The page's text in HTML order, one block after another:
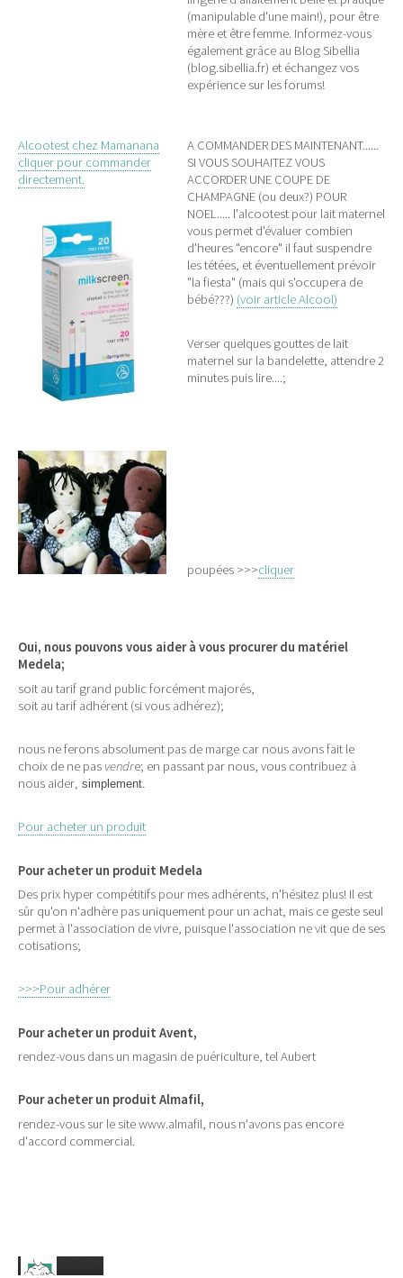
(manipulable d'une main!), pour être
mère et être femme. Informez-vous
également grâce au Blog Sibellia
(blog.sibellia.fr) et échangez vos
expérience sur les forums!
Alcootest chez Mamanana
cliquer pour commander
directement.
A COMMANDER DES MAINTENANT......
SI VOUS SOUHAITEZ VOUS
ACCORDER UNE COUPE DE
CHAMPAGNE (ou deux?) POUR
NOEL..... l'alcootest pour lait maternel
vous permet d'évaluer combien
d'heures "encore" il faut suspendre
les tétées, et éventuellement prévoir
"la fiesta" (mais qui s'occupera de
bébé???) (voir article Alcool)
Verser quelques gouttes de lait
maternel sur la bandelette, attendre 2
minutes puis lire....;
poupées >>>cliquer
Oui, nous pouvons vous aider à vous procurer du matériel
Medela;
soit au tarif grand public forcément majorés,
soit au tarif adhérent (si vous adhérez);
nous ne ferons absolument pas de marge car nous avons fait le
choix de ne pas vendre; en passant par nous, vous contribuez à
nous aider , simplement.
Pour acheter un produit
Pour acheter un produit Medela
Des prix hyper compétitifs pour mes adhérents, n'hésitez plus! Il est
sûr qu'on n'adhère pas uniquement pour un achat, mais ce geste seul
permet à l'association de vivre, puisque l'association ne vit que de ses
cotisations;
>>>Pour adhérer
Pour acheter un produit Avent,
rendez-vous dans un magasin de puériculture, tel Aubert
Pour acheter un produit Almafil,
rendez-vous sur le site www.almafil, nous n'avons pas encore
d'accord commercial.